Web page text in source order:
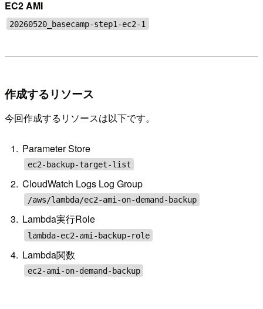
EC2 AMI
20260520_basecamp-step1-ec2-1
作成するリソース
今回作成するリソースは以下です。
Parameter Store
ec2-backup-target-list
CloudWatch Logs Log Group
/aws/lambda/ec2-ami-on-demand-backup
Lambda実行Role
lambda-ec2-ami-backup-role
Lambda関数
ec2-ami-on-demand-backup